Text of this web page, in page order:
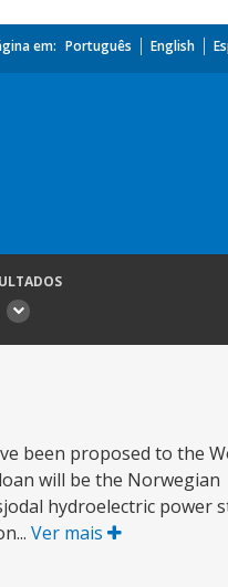
em: Português English
been proposed to the
will be the Norwegian
hydroelectric power
Ver mais